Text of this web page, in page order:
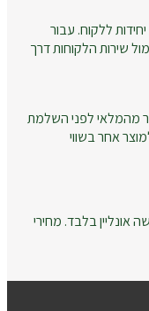
זמני הייצור מתייחסים להזמנות עד 10 יחידות ללקוח. עבור
שירות הלקוחות דרך
מהמלאי לפני השלמת
אחר בשווי
אונליין בלבד. מחירי